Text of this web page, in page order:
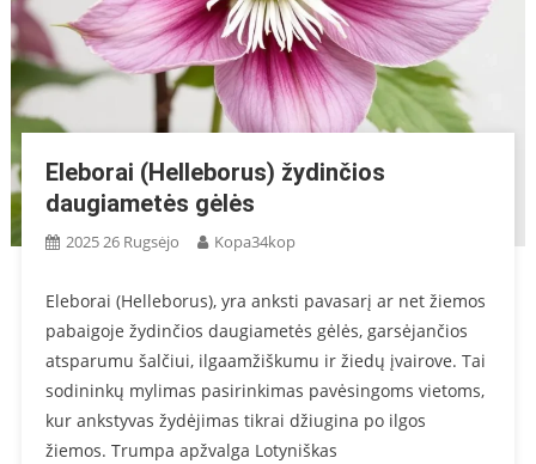
Eleborai (Helleborus) žydinčios
daugiametės gėlės
2025 26 Rugsėjo Kopa34kop
Eleborai (Helleborus), yra anksti pavasarį ar net žiemos
pabaigoje žydinčios daugiametės gėlės, garsėjančios
atsparumu šalčiui, ilgaamžiškumu ir žiedų įvairove. Tai
sodininkų mylimas pasirinkimas pavėsingoms vietoms,
kur ankstyvas žydėjimas tikrai džiugina po ilgos
žiemos. Trumpa apžvalga Lotyniškas